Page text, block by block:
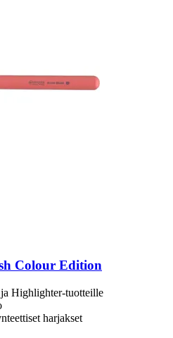
Colour Edition
Highlighter-tuotteille
harjakset